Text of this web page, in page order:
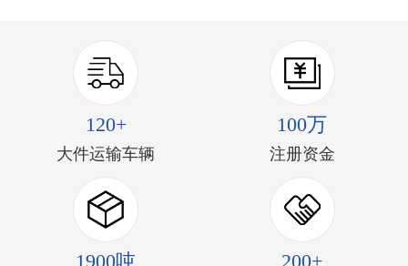
120+
大件运输车辆
100万
注册资金
1900吨 200+